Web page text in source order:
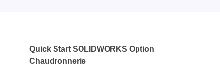
Quick Start SOLIDWORKS Option
Chaudronnerie